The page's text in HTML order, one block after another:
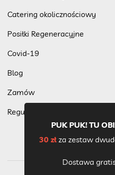
Catering okolicznościowy
Posiłki Regeneracyjne
Covid-19
Blog
Zamów
Regulamin programu
PUK PUK! TU
30 zł za zestaw
Dostawa